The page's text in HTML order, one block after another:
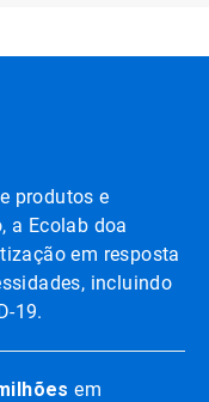
produtos e
a Ecolab doa
em resposta
incluindo
19.
em